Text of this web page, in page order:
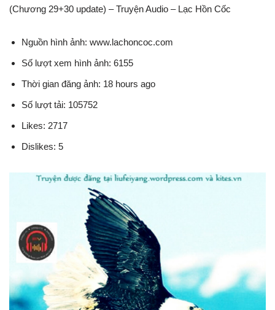
(Chương 29+30 update) – Truyện Audio – Lạc Hồn Cốc
Nguồn hình ảnh: www.lachoncoc.com
Số lượt xem hình ảnh: 6155
Thời gian đăng ảnh: 18 hours ago
Số lượt tải: 105752
Likes: 2717
Dislikes: 5